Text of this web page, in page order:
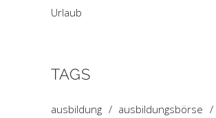
Urlaub
TAGS
ausbildung
ausbildungsbörse